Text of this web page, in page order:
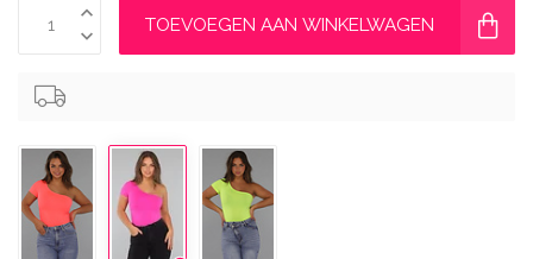
TOEVOEGEN AAN WINKELWAGEN